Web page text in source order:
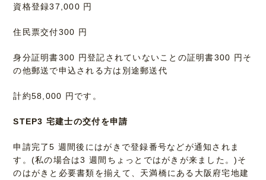
資格登録37,000 円
住民票交付300 円
身分証明書300 円登記されていないことの証明書300 円そ
の他郵送で申込される方は別途郵送代
計約58,000 円です。
STEP3 宅建士の交付を申請
申請完了5 週間後にはがきで登録番号などが通知されま
す。(私の場合は3 週間ちょっとではがきが来ました。)そ
のはがきと必要書類を揃えて、天満橋にある大阪府宅地建